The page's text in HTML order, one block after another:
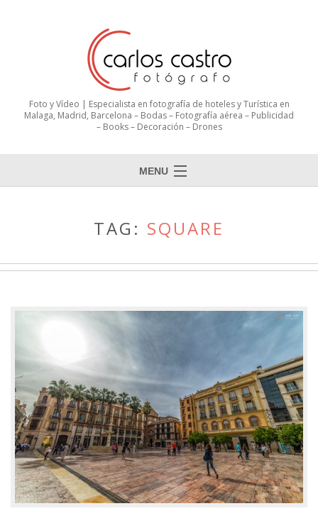
Foto y Vídeo | Especialista en fotografía de hoteles y Turística en
Malaga, Madrid, Barcelona – Bodas – Fotografía aérea – Publicidad
– Books – Decoración – Drones
MENU
TAG: SQUARE